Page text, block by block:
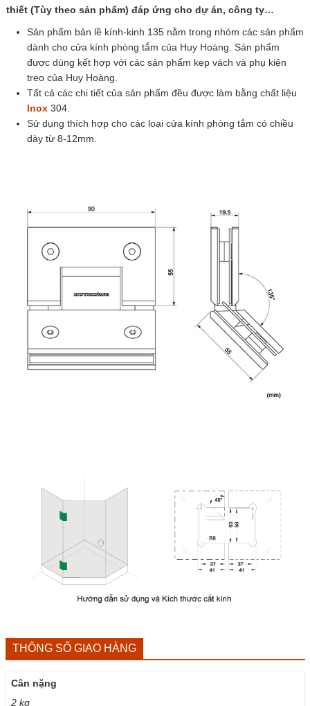
thiết (Tùy theo sản phẩm) đáp ứng cho dự án, công ty…
Sản phẩm bản lề kính-kinh 135 nằm trong nhóm các sản phẩm
dành cho cửa kính phòng tắm của Huy Hoàng. Sản phẩm
được dùng kết hợp với các sản phẩm kẹp vách và phụ kiện
treo của Huy Hoàng.
Tất cả các chi tiết của sản phẩm đều được làm bằng chất liệu
Inox304.
Sử dụng thích hợp cho các loại cửa kính phòng tắm có chiều
dày từ 8-12mm.
THÔNG SỐ GIAO HÀNG
Cân nặng
2 kg